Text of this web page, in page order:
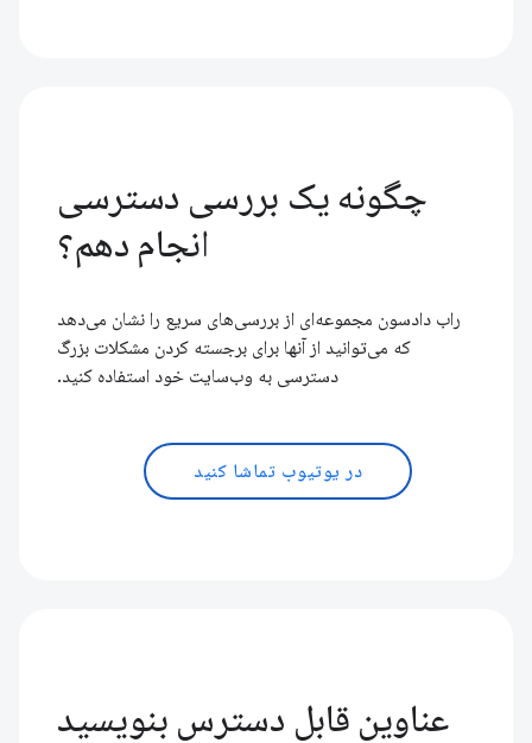
چگونه یک بررسی دسترسی
انجام دهم؟
راب دادسون مجموعه‌ای از بررسی‌های سریع را نشان می‌دهد
که می‌توانید از آنها برای برجسته کردن مشکلات بزرگ
دسترسی به وب‌سایت خود استفاده کنید.
در یوتیوب تماشا کنید
عناوین قابل دسترس بنویسید